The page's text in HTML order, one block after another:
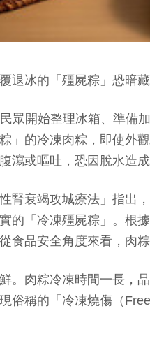
退冰的「殭屍粽」恐暗
眾開始整理冰箱、準備
」的冷凍肉粽，即使外
瀉或嘔吐，恐因脫水造
腎衰竭攻城療法」指出
的「冷凍殭屍粽」。根
食品安全角度來看，肉
。肉粽冷凍時間一長，
俗稱的「冷凍燒傷（